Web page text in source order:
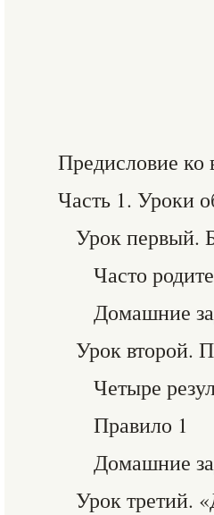
Предисловие ко
Часть 1. Уроки
Урок первый.
Часто
Домашние
Урок второй.
Четыре
Правило 1
Домашние
Урок третий.